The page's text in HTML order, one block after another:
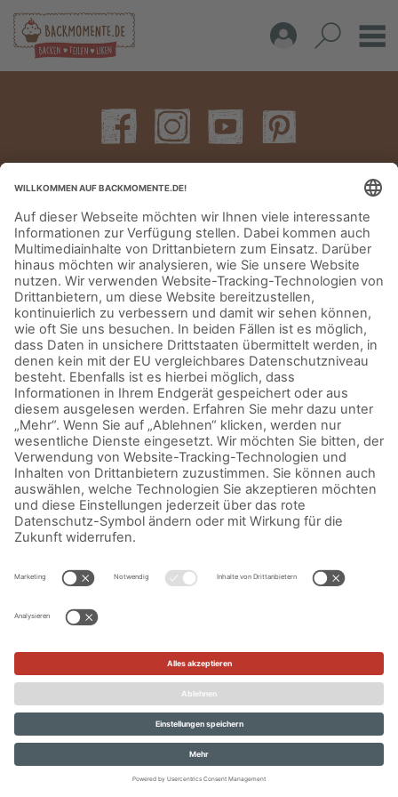
IMPRESSUM DATENSCHUTZERKLÄRUNG AGB KONTAKT
© Aurora Mühlen GmbH - Trettaustraße 49 – D-21107 Hamburg